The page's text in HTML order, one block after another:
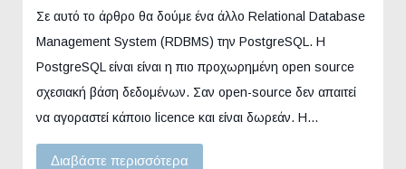
Σε αυτό το άρθρο θα δούμε ένα άλλο Relational Database
Management System (RDBMS) την PostgreSQL. Η
PostgreSQL είναι είναι η πιο προχωρημένη open source
σχεσιακή βάση δεδομένων. Σαν open-source δεν απαιτεί
να αγοραστεί κάποιο licence και είναι δωρεάν. Η…
Διαβάστε περισσότερα